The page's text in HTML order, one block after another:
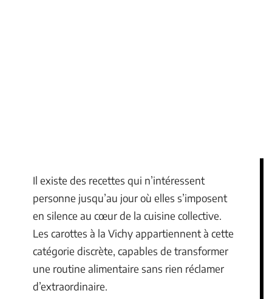
Il existe des recettes qui n’intéressent
personne jusqu’au jour où elles s’imposent
en silence au cœur de la cuisine collective.
Les carottes à la Vichy appartiennent à cette
catégorie discrète, capables de transformer
une routine alimentaire sans rien réclamer
d’extraordinaire.